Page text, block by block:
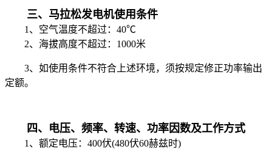
三、马拉松发电机使用条件
1、空气温度不超过：40℃
2、海拔高度不超过：1000米
3、如使用条件不符合上述环境，须按规定修正功率输出
定额。
四、 电压、频率、转速、功率因数及工作方式
1、 额定电压：400伏(480伏60赫兹时)